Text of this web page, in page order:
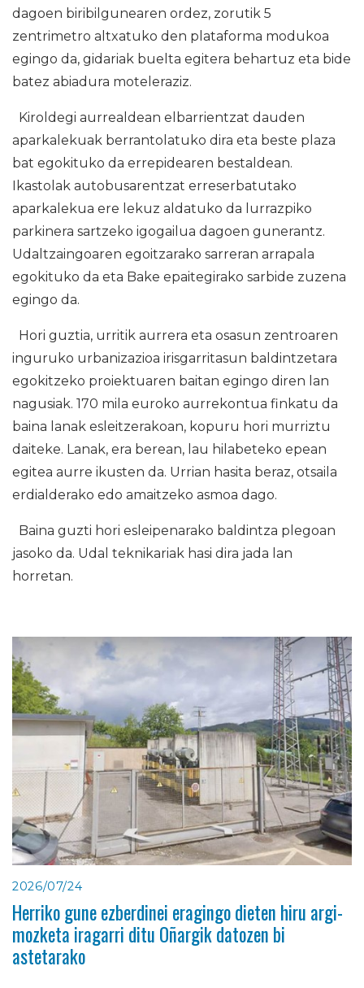
dagoen biribilgunearen ordez, zorutik 5
zentrimetro altxatuko den plataforma modukoa
egingo da, gidariak buelta egitera behartuz eta bide
batez abiadura moteleraziz.
Kiroldegi aurrealdean elbarrientzat dauden
aparkalekuak berrantolatuko dira eta beste plaza
bat egokituko da errepidearen bestaldean.
Ikastolak autobusarentzat erreserbatutako
aparkalekua ere lekuz aldatuko da lurrazpiko
parkinera sartzeko igogailua dagoen gunerantz.
Udaltzaingoaren egoitzarako sarreran arrapala
egokituko da eta Bake epaitegirako sarbide zuzena
egingo da.
Hori guztia, urritik aurrera eta osasun zentroaren
inguruko urbanizazioa irisgarritasun baldintzetara
egokitzeko proiektuaren baitan egingo diren lan
nagusiak. 170 mila euroko aurrekontua finkatu da
baina lanak esleitzerakoan, kopuru hori murriztu
daiteke. Lanak, era berean, lau hilabeteko epean
egitea aurre ikusten da. Urrian hasita beraz, otsaila
erdialderako edo amaitzeko asmoa dago.
Baina guzti hori esleipenarako baldintza plegoan
jasoko da. Udal teknikariak hasi dira jada lan
horretan.
2026/07/24
Herriko gune ezberdinei eragingo dieten hiru argi-
mozketa iragarri ditu Oñargik datozen bi
astetarako